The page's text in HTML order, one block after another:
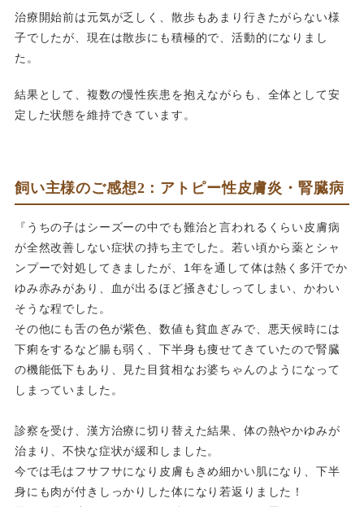
治療開始前は元気が乏しく、散歩もあまり行きたがらない様
子でしたが、現在は散歩にも積極的で、活動的になりまし
た。
結果として、複数の慢性疾患を抱えながらも、全体として安
定した状態を維持できています。
飼い主様のご感想2：アトピー性皮膚炎・腎臓病
『うちの子はシーズーの中でも難治と言われるくらい皮膚病
が全然改善しない症状の持ち主でした。若い頃から薬とシャ
ンプーで対処してきましたが、1年を通して体は熱く多汗でか
ゆみ赤みがあり、血が出るほど掻きむしってしまい、かわい
そうな程でした。
その他にも舌の色が紫色、数値も貧血ぎみで、悪天候時には
下痢をするなど腸も弱く、下半身も痩せてきていたので腎臓
の機能低下もあり、見た目貧相なお婆ちゃんのようになって
しまっていました。
診察を受け、漢方治療に切り替えた結果、体の熱やかゆみが
治まり、不快な症状が緩和しました。
今では毛はフサフサになり皮膚もきめ細かい肌になり、下半
身にも肉が付きしっかりした体になり若返りました！